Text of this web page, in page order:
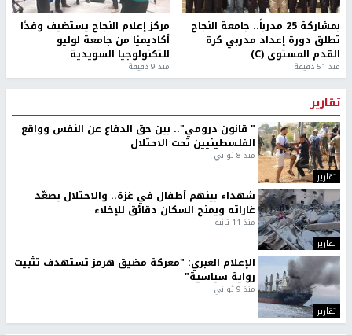
بمشاركة 25 مدرباً.. جامعة النجاح
تطلق دورة إعداد مدربي كرة
القدم المستوى (C)
منذ 51 دقيقة
مركز إعلام النجاح يستضيف وفدًا
أكاديميًا من جامعة لوليو
للتكنولوجيا السويدية
منذ 9 دقيقة
تقارير
تقارير
" قانون درومي".. بين حق الدفاع عن النفس وواقع
الفلسطينيين تحت الاحتلال
منذ 8 ثواني
تقارير
شهداء بينهم أطفال في غزة.. والاحتلال يصعّد
غاراته ويمنح السكان دقائق للإخلاء
منذ 11 ثانية
تقارير
الإعلام العبري: "معركة مضيق هرمز تستهدف تثبيت
رواية سياسية"
منذ 9 ثواني